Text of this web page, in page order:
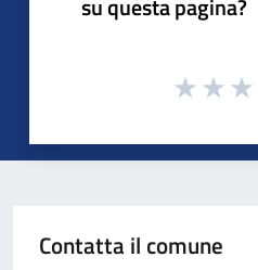
Contatta il comune